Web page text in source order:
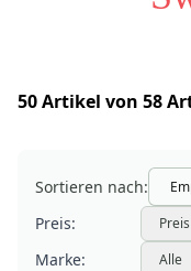
50 Artikel von 58
Sortieren nach:
Preis:
Marke: Alle